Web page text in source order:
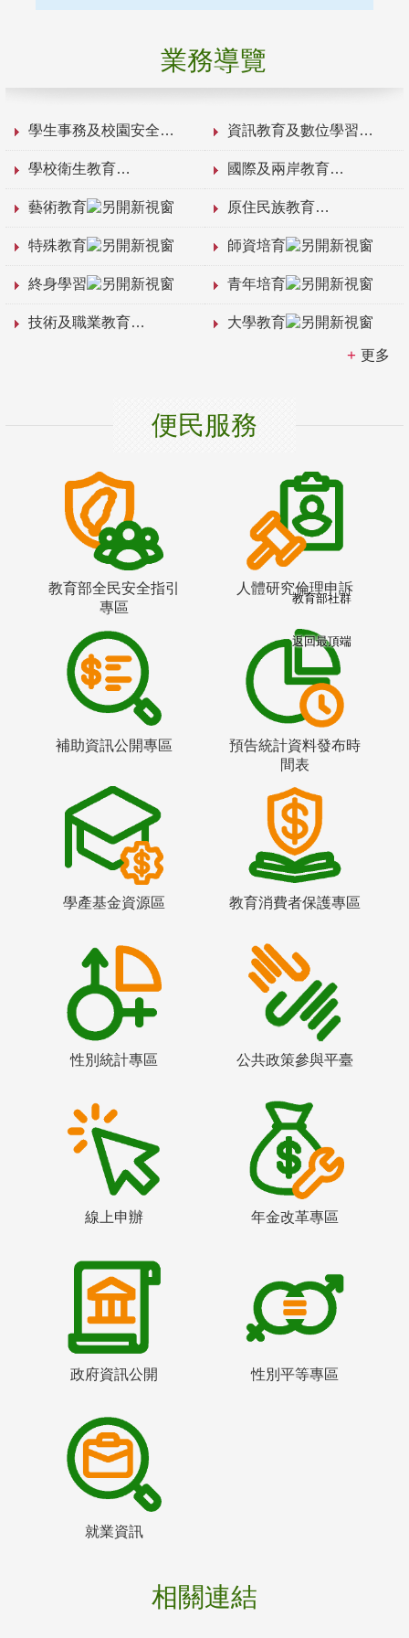
業務導覽
學生事務及校園安全 資訊教育及數位學習
學校衛生教育 國際及兩岸教育
藝術教育 原住民族教育
特殊教育 師資培育
終身學習 青年培育
技術及職業教育 大學教育
更多
便民服務
教育部全民安全指引
專區
人體研究倫理申訴
補助資訊公開專區
預告統計資料發布時
間表
學產基金資源區 教育消費者保護專區
性別統計專區 公共政策參與平臺
線上申辦 年金改革專區
政府資訊公開 性別平等專區
就業資訊
相關連結
教育部社群
返回最頂端